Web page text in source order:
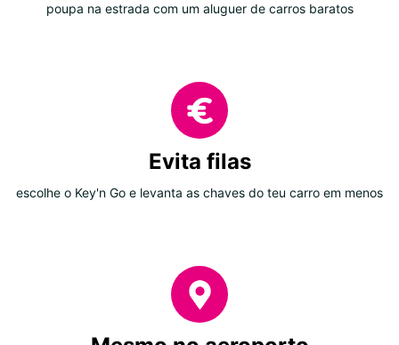
poupa na estrada com um aluguer de carros baratos
Evita filas
escolhe o Key'n Go e levanta as chaves do teu carro em menos